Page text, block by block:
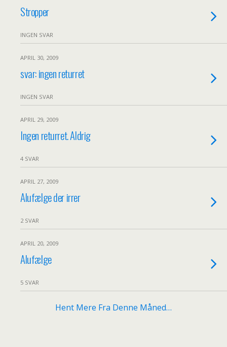
Stropper
INGEN SVAR
APRIL 30, 2009
svar: ingen returret
INGEN SVAR
APRIL 29, 2009
Ingen returret. Aldrig
4 SVAR
APRIL 27, 2009
Alufælge der irrer
2 SVAR
APRIL 20, 2009
Alufælge
5 SVAR
Hent Mere Fra Denne Måned…